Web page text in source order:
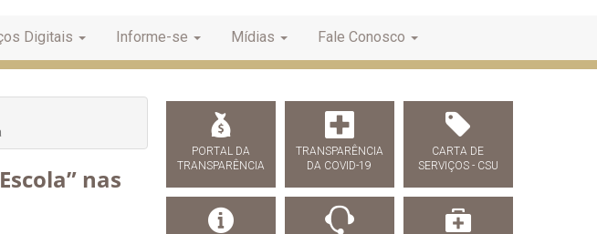
Digitais Informe-se Mídias Fale Conosco
nas
PORTAL DA
TRANSPARÊNCIA
TRANSPARÊNCIA
DA COVID-19
CARTA DE
SERVIÇOS - CSU